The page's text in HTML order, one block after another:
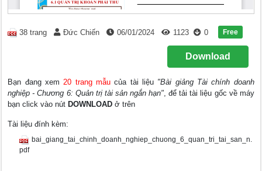
38 trang Đức Chiến 06/01/2024 1123 0 Free
Download
Bạn đang xem20 trang mẫucủa tài liệu "Bài giảng Tài chính doanh
nghiệp - Chương 6: Quản trị tài sản ngắn hạn", để tải tài liệu gốc về máy
bạn click vào nút DOWNLOAD ở trên
Tài liệu đính kèm:
bai_giang_tai_chinh_doanh_nghiep_chuong_6_quan_tri_tai_san_n.
pdf